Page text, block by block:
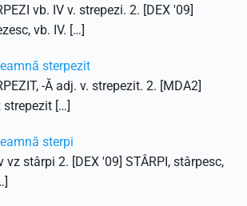
vb. IV v. strepezi. 2. [DEX '09]
vb. IV. […]
sterpezit
-Ă adj. v. strepezit. 2. [MDA2]
[…]
sterpi
vz stârpi 2. [DEX '09] STÂRPI, stârpesc,